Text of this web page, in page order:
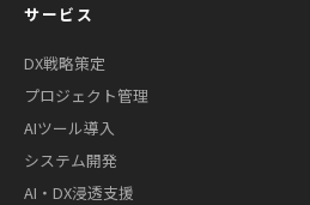
サービス
DX戦略策定
プロジェクト管理
AIツール導入
システム開発
AI・DX浸透支援